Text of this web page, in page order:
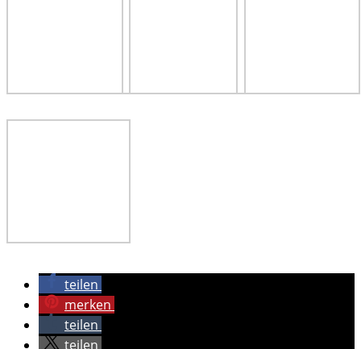
teilen
merken
teilen
teilen